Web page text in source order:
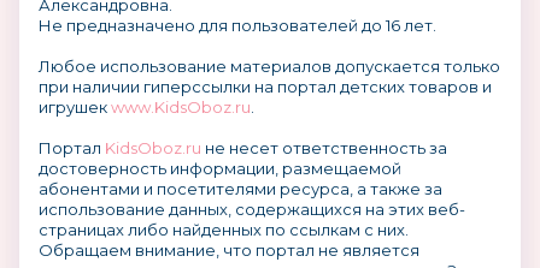
Александровна.
Не предназначено для пользователей до 16 лет.
Любое использование материалов допускается только
при наличии гиперссылки на портал детских товаров и
игрушекwww.KidsOboz.ru
Портал KidsOboz.ru не несет ответственность за
достоверность информации, размещаемой
абонентами и посетителями ресурса, а также за
использование данных, содержащихся на этих веб-
страницах либо найденных по ссылкам с них.
Обращаем внимание, что портал не является